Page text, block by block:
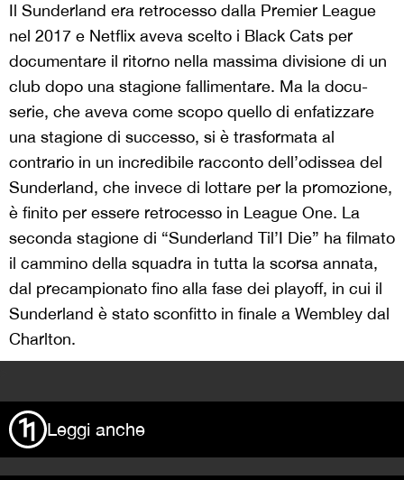
Il Sunderland era retrocesso dalla Premier League
nel 2017 e Netflix aveva scelto i Black Cats per
documentare il ritorno nella massima divisione di un
club dopo una stagione fallimentare. Ma la docu-
serie, che aveva come scopo quello di enfatizzare
una stagione di successo, si è trasformata al
contrario in un incredibile racconto dell’odissea del
Sunderland, che invece di lottare per la promozione,
è finito per essere retrocesso in League One. La
seconda stagione di “Sunderland Til’I Die” ha filmato
il cammino della squadra in tutta la scorsa annata,
dal precampionato fino alla fase dei playoff, in cui il
Sunderland è stato sconfitto in finale a Wembley dal
Charlton.
Leggi anche